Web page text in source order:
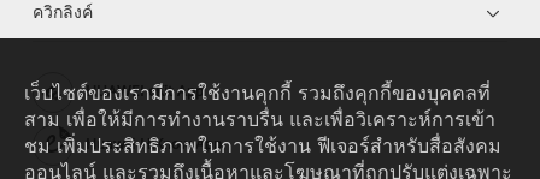
ควิกลิงค์
HUAWEI eKit App
Huawei HiKnow App
เว็บไซต์ของเรามีการใช้งานคุกกี้ รวมถึงคุกกี้ของบุคคลที่
สาม เพื่อให้มีการทำงานราบรื่น และเพื่อวิเคราะห์การเข้า
ชม เพิ่มประสิทธิภาพในการใช้งาน ฟีเจอร์สำหรับสื่อสังคม
ออนไลน์ และรวมถึงเนื้อหาและโฆษณาที่ถูกปรับแต่งเฉพาะ